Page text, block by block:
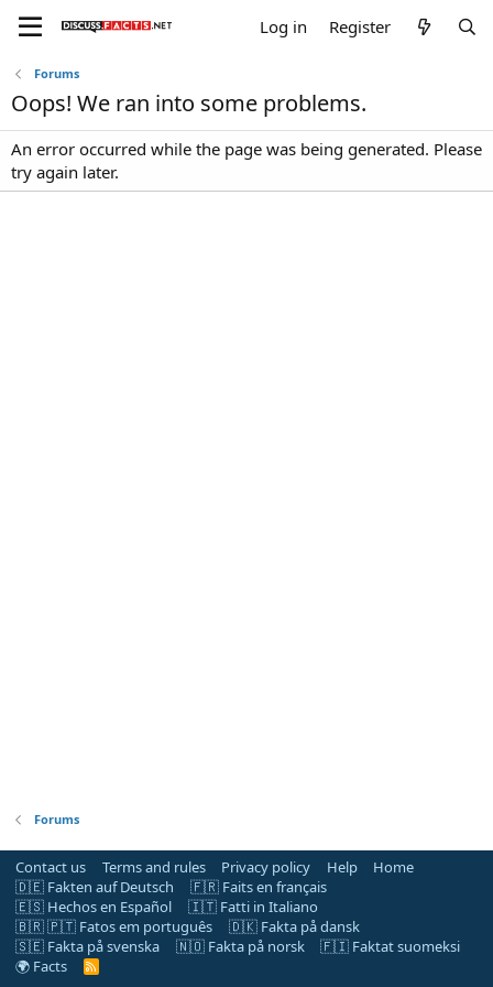
Log in Register
Forums
Oops! We ran into some problems.
An error occurred while the page was being generated. Please
try again later.
Forums
Contact us Terms and rules Privacy policy Help
Home
🇩🇪 Fakten auf Deutsch
🇫🇷 Faits en français
🇪🇸 Hechos en Español
🇮🇹 Fatti in Italiano
🇧🇷 🇵🇹 Fatos em português
🇩🇰 Fakta på dansk
🇸🇪 Fakta på svenska
🇳🇴 Fakta på norsk
🇫🇮 Faktat suomeksi
🌍 Facts
R